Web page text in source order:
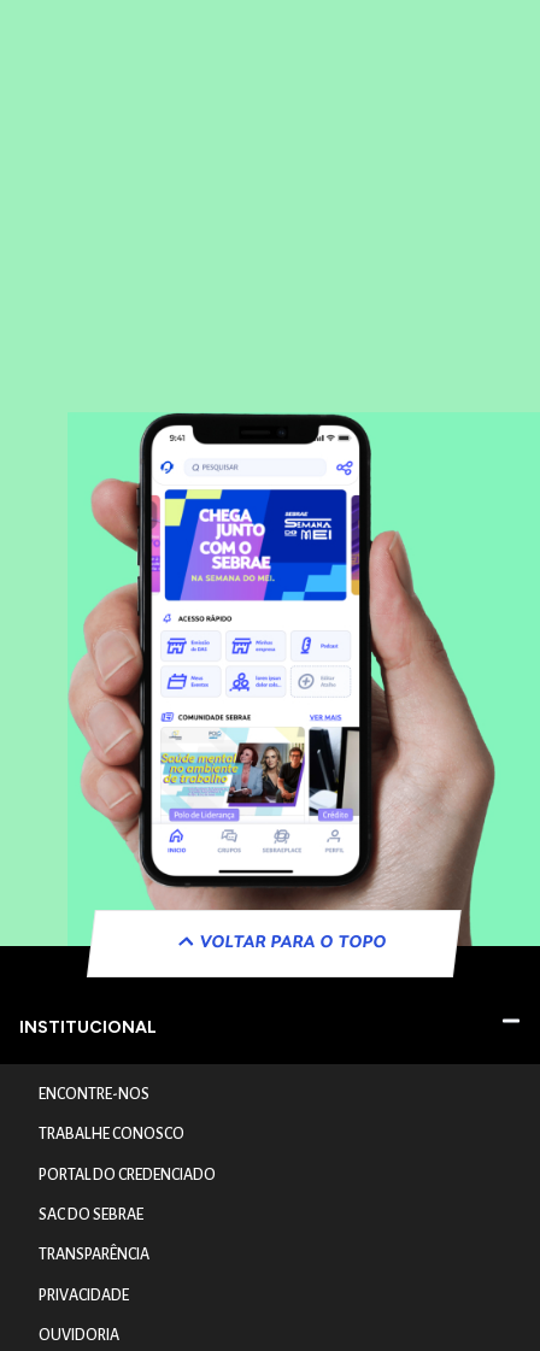
VOLTAR PARA O TOPO
INSTITUCIONAL
ENCONTRE-NOS
TRABALHE CONOSCO
PORTAL DO CREDENCIADO
SAC DO SEBRAE
TRANSPARÊNCIA
PRIVACIDADE
OUVIDORIA